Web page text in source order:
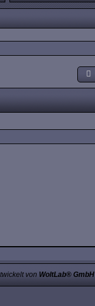
von WoltLab® GmbH